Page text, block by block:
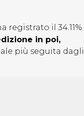
registrato il 34.11%
in poi,
più seguita dagli